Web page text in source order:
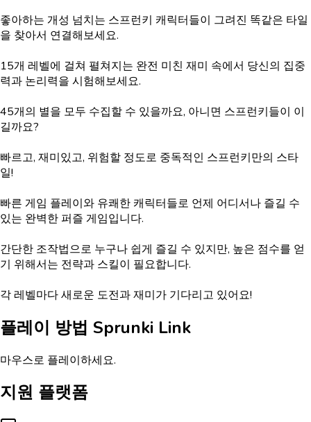
좋아하는 개성 넘치는 스프런키 캐릭터들이 그려진 똑같은 타일
을 찾아서 연결해보세요.
15개 레벨에 걸쳐 펼쳐지는 완전 미친 재미 속에서 당신의 집중
력과 논리력을 시험해보세요.
45개의 별을 모두 수집할 수 있을까요, 아니면 스프런키들이 이
길까요?
빠르고, 재미있고, 위험할 정도로 중독적인 스프런키만의 스타
일!
빠른 게임 플레이와 유쾌한 캐릭터들로 언제 어디서나 즐길 수
있는 완벽한 퍼즐 게임입니다.
간단한 조작법으로 누구나 쉽게 즐길 수 있지만, 높은 점수를 얻
기 위해서는 전략과 스킬이 필요합니다.
각 레벨마다 새로운 도전과 재미가 기다리고 있어요!
플레이 방법 Sprunki Link
마우스로 플레이하세요.
지원 플랫폼